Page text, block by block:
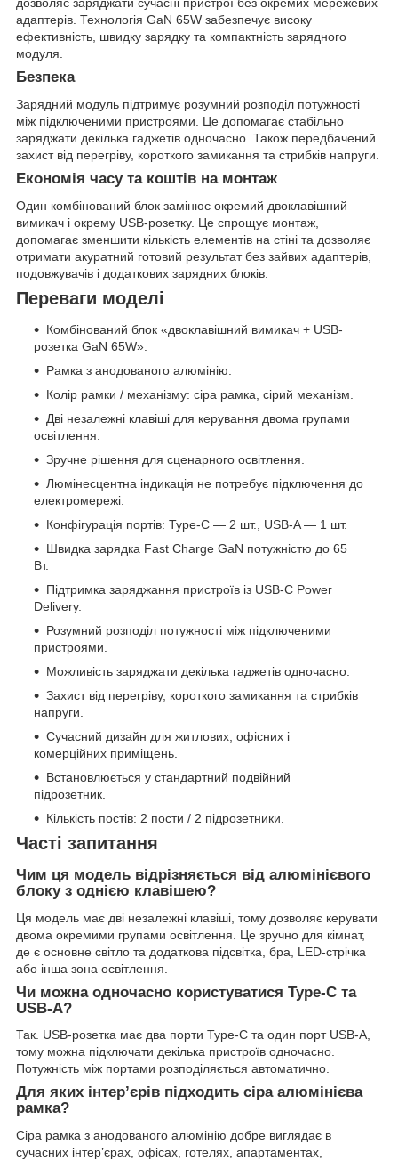
адаптерів. Технологія GaN 65W забезпечує високу
ефективність, швидку зарядку та компактність зарядного
модуля.
Безпека
Зарядний модуль підтримує розумний розподіл потужності
між підключеними пристроями. Це допомагає стабільно
заряджати декілька гаджетів одночасно. Також передбачений
захист від перегріву, короткого замикання та стрибків напруги.
Економія часу та коштів на монтаж
Один комбінований блок замінює окремий двоклавішний
вимикач і окрему USB-розетку. Це спрощує монтаж,
допомагає зменшити кількість елементів на стіні та дозволяє
отримати акуратний готовий результат без зайвих адаптерів,
подовжувачів і додаткових зарядних блоків.
Переваги моделі
Комбінований блок «двоклавішний вимикач + USB-
розетка GaN 65W».
Рамка з анодованого алюмінію.
Колір рамки / механізму: сіра рамка, сірий механізм.
Дві незалежні клавіші для керування двома групами
освітлення.
Зручне рішення для сценарного освітлення.
Люмінесцентна індикація не потребує підключення до
електромережі.
Конфігурація портів: Type-C — 2 шт., USB-A — 1 шт.
Швидка зарядка Fast Charge GaN потужністю до 65
Вт.
Підтримка заряджання пристроїв із USB-C Power
Delivery.
Розумний розподіл потужності між підключеними
пристроями.
Можливість заряджати декілька гаджетів одночасно.
Захист від перегріву, короткого замикання та стрибків
напруги.
Сучасний дизайн для житлових, офісних і
комерційних приміщень.
Встановлюється у стандартний подвійний
підрозетник.
Кількість постів: 2 пости / 2 підрозетники.
Часті запитання
Чим ця модель відрізняється від алюмінієвого
блоку з однією клавішею?
Ця модель має дві незалежні клавіші, тому дозволяє керувати
двома окремими групами освітлення. Це зручно для кімнат,
де є основне світло та додаткова підсвітка, бра, LED-стрічка
або інша зона освітлення.
Чи можна одночасно користуватися Type-C та
USB-A?
Так. USB-розетка має два порти Type-C та один порт USB-A,
тому можна підключати декілька пристроїв одночасно.
Потужність між портами розподіляється автоматично.
Для яких інтер’єрів підходить сіра алюмінієва
рамка?
Сіра рамка з анодованого алюмінію добре виглядає в
сучасних інтер’єрах, офісах, готелях, апартаментах,